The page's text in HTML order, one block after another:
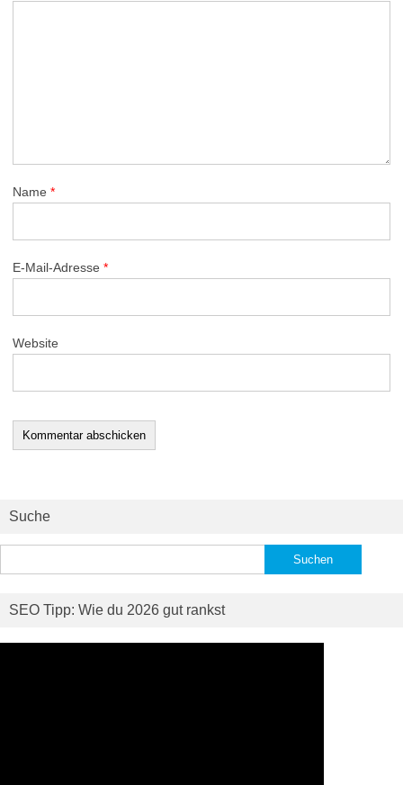
Name *
E-Mail-Adresse *
Website
Suche
nach:
SEO Tipp: Wie du 2026 gut rankst